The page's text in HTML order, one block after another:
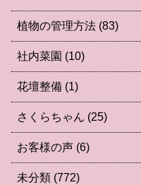
植物の管理方法 (83)
社内菜園 (10)
花壇整備 (1)
さくらちゃん (25)
お客様の声 (6)
未分類 (772)